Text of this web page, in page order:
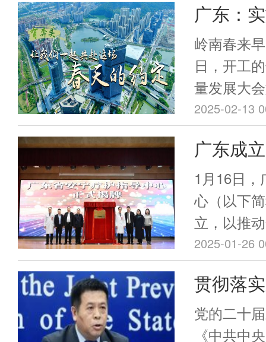
广东：
略，纵
量发展
岭南春来
日，开工
量发展大
的工作标
承担着为
基的卫生
量发展的“
胜的“钢铁
卫生健康
来，就新
如“新春第
追则必达
田”，
将奋楫争
2025-02-13
广东成
宁疗护
1月16日
心（以下
立，以推
设、标准
施与质量
成立，不
业步入了
展阶段，
2025-01-26
贯彻落
健康工
康中国
党的二十
《中共中